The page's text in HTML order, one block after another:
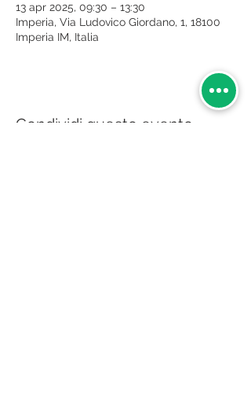
13 apr 2025, 09:30 – 13:30
Imperia, Via Ludovico Giordano, 1, 18100
Imperia IM, Italia
Condividi questo evento